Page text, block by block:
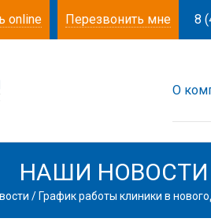
online Перезвонить мне 8
О
НАШИ НОВОСТИ
/ График работы клиники в